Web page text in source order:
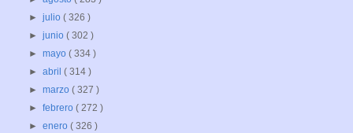
►julio( 326 )
►junio( 302 )
►mayo( 334 )
►abril( 314 )
►marzo( 327 )
►febrero( 272 )
►enero( 326 )